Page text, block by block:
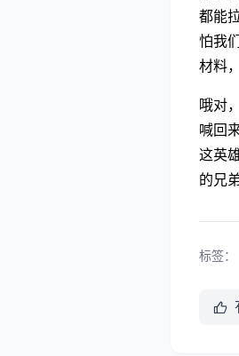
都能
怕我
材料
哦对
喊回
这英
的兄
标签：